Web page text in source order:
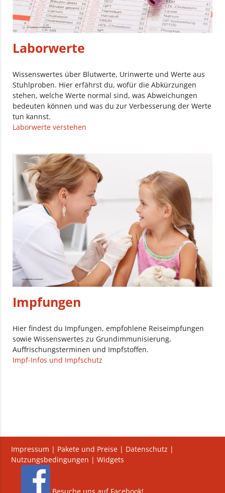
Laborwerte
Wissenswertes über Blutwerte, Urinwerte und Werte aus
Stuhlproben. Hier erfährst du, wofür die Abkürzungen
stehen, welche Werte normal sind, was Abweichungen
bedeuten können und was du zur Verbesserung der Werte
tun kannst.
Laborwerte verstehen
Impfungen
Hier findest du Impfungen, empfohlene Reiseimpfungen
sowie Wissenswertes zu Grundimmunisierung,
Auffrischungsterminen und Impfstoffen.
Impf-Infos und Impfschutz
Impressum | Pakete und Preise | Datenschutz |
Nutzungsbedingungen |Widgets